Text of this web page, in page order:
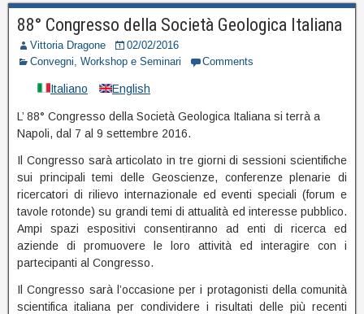
88° Congresso della Società Geologica Italiana
Vittoria Dragone
02/02/2016
Convegni, Workshop e Seminari
Comments
Italiano English
L’ 88° Congresso della Società Geologica Italiana si terrà a
Napoli, dal 7 al 9 settembre 2016.
Il Congresso sarà articolato in tre giorni di sessioni scientifiche
sui principali temi delle Geoscienze, conferenze plenarie di
ricercatori di rilievo internazionale ed eventi speciali (forum e
tavole rotonde) su grandi temi di attualità ed interesse pubblico.
Ampi spazi espositivi consentiranno ad enti di ricerca ed
aziende di promuovere le loro attività ed interagire con i
partecipanti al Congresso.
Il Congresso sarà l’occasione per i protagonisti della comunità
scientifica italiana per condividere i risultati delle più recenti